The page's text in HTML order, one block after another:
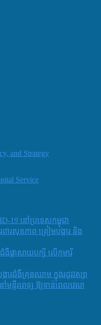
and Strategy
Service
19 នៅប្រទេសកម្ពុជា
ារសុខភាព ត្រៀមបង្ការ និង
ផ្តាសាយបក្សី លើកុមារី
ារជំងឺគ្រុនឈាម ក្នុងរដូវវស្សា
ន្ទីរពេទ្យ ឱ្យទាន់ពេលវេលា